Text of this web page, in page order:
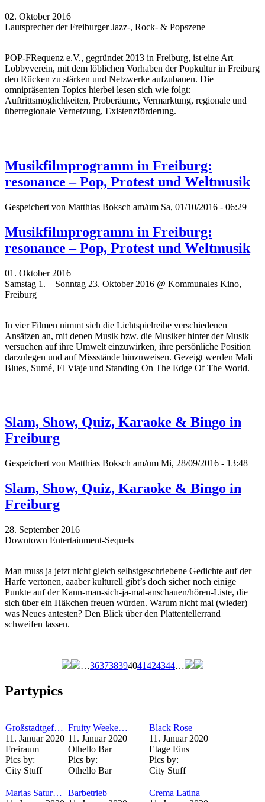
02. Oktober 2016
Lautsprecher der Freiburger Jazz-, Rock- & Popszene
POP-FRequenz e.V., gegründet 2013 in Freiburg, ist eine Art
Lobbyverein, mit dem löblichen Vorhaben der Popkultur in Freiburg
den Rücken zu stärken und Netzwerke aufzubauen. Die
omnipräsenten Topics hierbei lesen sich wie folgt:
Auftrittsmöglichkeiten, Proberäume, Vermarktung, regionale und
überregionale Vernetzung, Existenzförderung.
Musikfilmprogramm in Freiburg:
resonance – Pop, Protest und Weltmusik
Gespeichert von Matthias Boksch am/um Sa, 01/10/2016 - 06:29
Musikfilmprogramm in Freiburg:
resonance – Pop, Protest und Weltmusik
01. Oktober 2016
Samstag 1. – Sonntag 23. Oktober 2016 @ Kommunales Kino,
Freiburg
In vier Filmen nimmt sich die Lichtspielreihe verschiedenen
Ansätzen an, mit denen Musik bzw. die Musiker hinter der Musik
versuchen auf ihre Umwelt einzuwirken, ihre persönliche Position
darzulegen und auf Missstände hinzuweisen. Gezeigt werden Mali
Blues, Sumé, El Viaje und Standing On The Edge Of The World.
Slam, Show, Quiz, Karaoke & Bingo in
Freiburg
Gespeichert von Matthias Boksch am/um Mi, 28/09/2016 - 13:48
Slam, Show, Quiz, Karaoke & Bingo in
Freiburg
28. September 2016
Downtown Entertainment-Sequels
Man muss ja jetzt nicht gleich selbstgeschriebene Gedichte auf der
Harfe vertonen, aaaber kulturell gibt’s doch sicher noch einige
Punkte auf der Kann-man-sich-ja-mal-anschauen/hören-Liste, die
sich über ein Häkchen freuen würden. Warum nicht mal (wieder)
was Neues antesten? Den Blick über den Plattentellerrand
schweifen lassen.
…363738394041424344…
Partypics
Großstadtgef…
11. Januar 2020
Freiraum
Pics by:
City Stuff
Fruity Weeke…
11. Januar 2020
Othello Bar
Pics by:
Othello Bar
Black Rose
11. Januar 2020
Etage Eins
Pics by:
City Stuff
Marias Satur…
Barbetrieb
Crema Latina